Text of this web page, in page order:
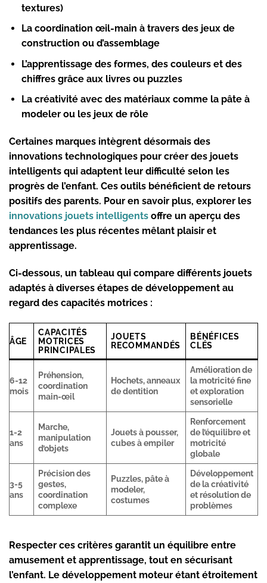
textures)
La coordination œil-main à travers des jeux de
construction ou d’assemblage
L’apprentissage des formes, des couleurs et des
chiffres grâce aux livres ou puzzles
La créativité avec des matériaux comme la pâte à
modeler ou les jeux de rôle
Certaines marques intègrent désormais des
innovations technologiques pour créer des jouets
intelligents qui adaptent leur difficulté selon les
progrès de l’enfant. Ces outils bénéficient de retours
positifs des parents. Pour en savoir plus, explorer les
innovations jouets intelligents offre un aperçu des
tendances les plus récentes mêlant plaisir et
apprentissage.
Ci-dessous, un tableau qui compare différents jouets
adaptés à diverses étapes de développement au
regard des capacités motrices :
ÂGE
CAPACITÉS
MOTRICES
PRINCIPALES
JOUETS
RECOMMANDÉS
BÉNÉFICES
CLÉS
6-12
mois
Préhension,
coordination
main-œil
Hochets, anneaux
de dentition
Amélioration de
la motricité fine
et exploration
sensorielle
1-2
ans
Marche,
manipulation
d’objets
Jouets à pousser,
cubes à empiler
Renforcement
de l’équilibre et
motricité
globale
3-5
ans
Précision des
gestes,
coordination
complexe
Puzzles, pâte à
modeler,
costumes
Développement
de la créativité
et résolution de
problèmes
Respecter ces critères garantit un équilibre entre
amusement et apprentissage, tout en sécurisant
l’enfant. Le développement moteur étant étroitement